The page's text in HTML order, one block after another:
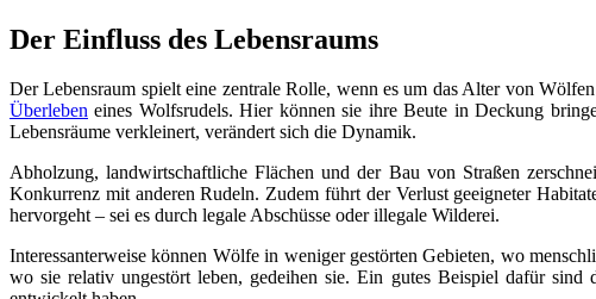
Der Einfluss des Lebensraums
Der Lebensraum spielt eine zentrale Rolle, wenn es um das Alter von
Überleben eines Wolfsrudels. Hier können sie ihre Beute in Deckung
Lebensräume verkleinert, verändert sich die Dynamik.
Abholzung, landwirtschaftliche Flächen und der Bau von Straßen
Konkurrenz mit anderen Rudeln. Zudem führt der Verlust geeigneter
hervorgeht – sei es durch legale Abschüsse oder illegale Wilderei.
Interessanterweise können Wölfe in weniger gestörten Gebieten, wo
wo sie relativ ungestört leben, gedeihen sie. Ein gutes Beispiel dafür